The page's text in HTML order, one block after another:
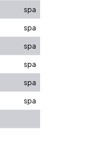
spa
spa
spa
spa
spa
spa